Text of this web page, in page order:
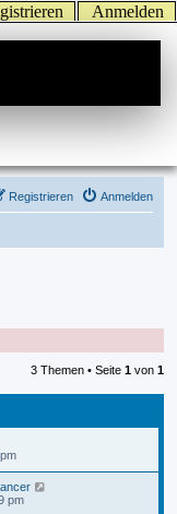
Anmelden
Anmelden
Registrieren
3 Themen • Seite 1 von 1
pm